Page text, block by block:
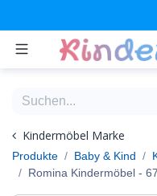
Kindermöbel Marke
Produkte
Baby & Kind
Romina Kindermöbel -